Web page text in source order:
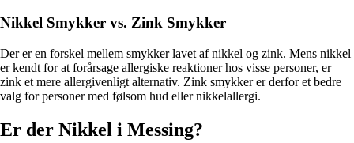
Nikkel Smykker vs. Zink Smykker
Der er en forskel mellem smykker lavet af nikkel og zink. Mens nikkel
er kendt for at forårsage allergiske reaktioner hos visse personer, er
zink et mere allergivenligt alternativ. Zink smykker er derfor et bedre
valg for personer med følsom hud eller nikkelallergi.
Er der Nikkel i Messing?